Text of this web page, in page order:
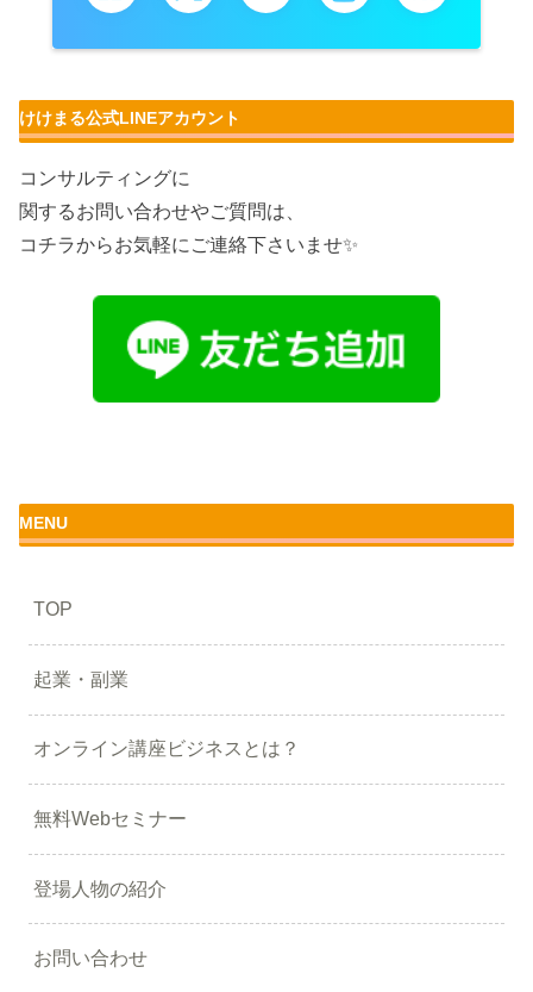
けけまる公式LINEアカウント
コンサルティングに
関するお問い合わせやご質問は、
コチラからお気軽にご連絡下さいませ✨
MENU
TOP
起業・副業
オンライン講座ビジネスとは？
無料Webセミナー
登場人物の紹介
お問い合わせ